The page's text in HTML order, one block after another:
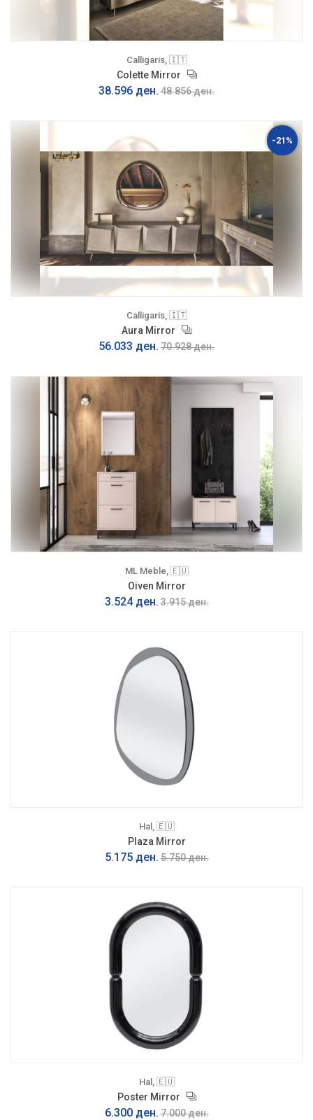
Calligaris, 🇮🇹
Colette Mirror
38.596 ден. 48.856 ден.
-21%
Calligaris, 🇮🇹
Aura Mirror
56.033 ден. 70.928 ден.
ML Meble, 🇪🇺
Oiven Mirror
3.524 ден. 3.915 ден.
Hal, 🇪🇺
Plaza Mirror
5.175 ден. 5.750 ден.
Hal, 🇪🇺
Poster Mirror
6.300 ден. 7.000 ден.